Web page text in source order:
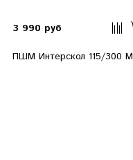
3 990 руб
ПШМ Интерскол 115/300 М